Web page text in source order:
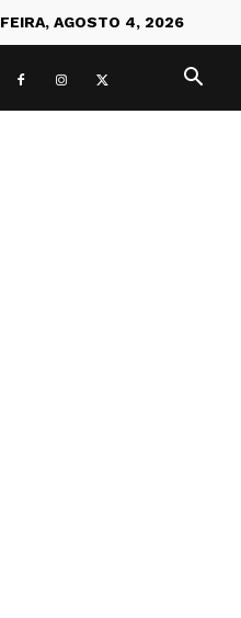
AGOSTO 4, 2026